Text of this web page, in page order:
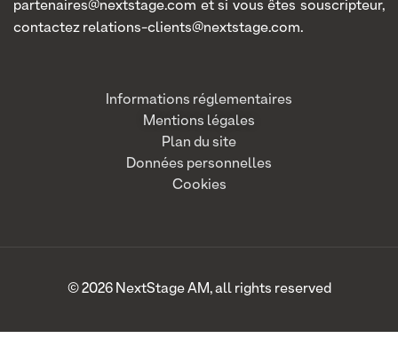
partenaires@nextstage.com et si vous êtes souscripteur,
contactez relations-clients@nextstage.com.
Informations réglementaires
Mentions légales
Plan du site
Données personnelles
Cookies
© 2026 NextStage AM, all rights reserved